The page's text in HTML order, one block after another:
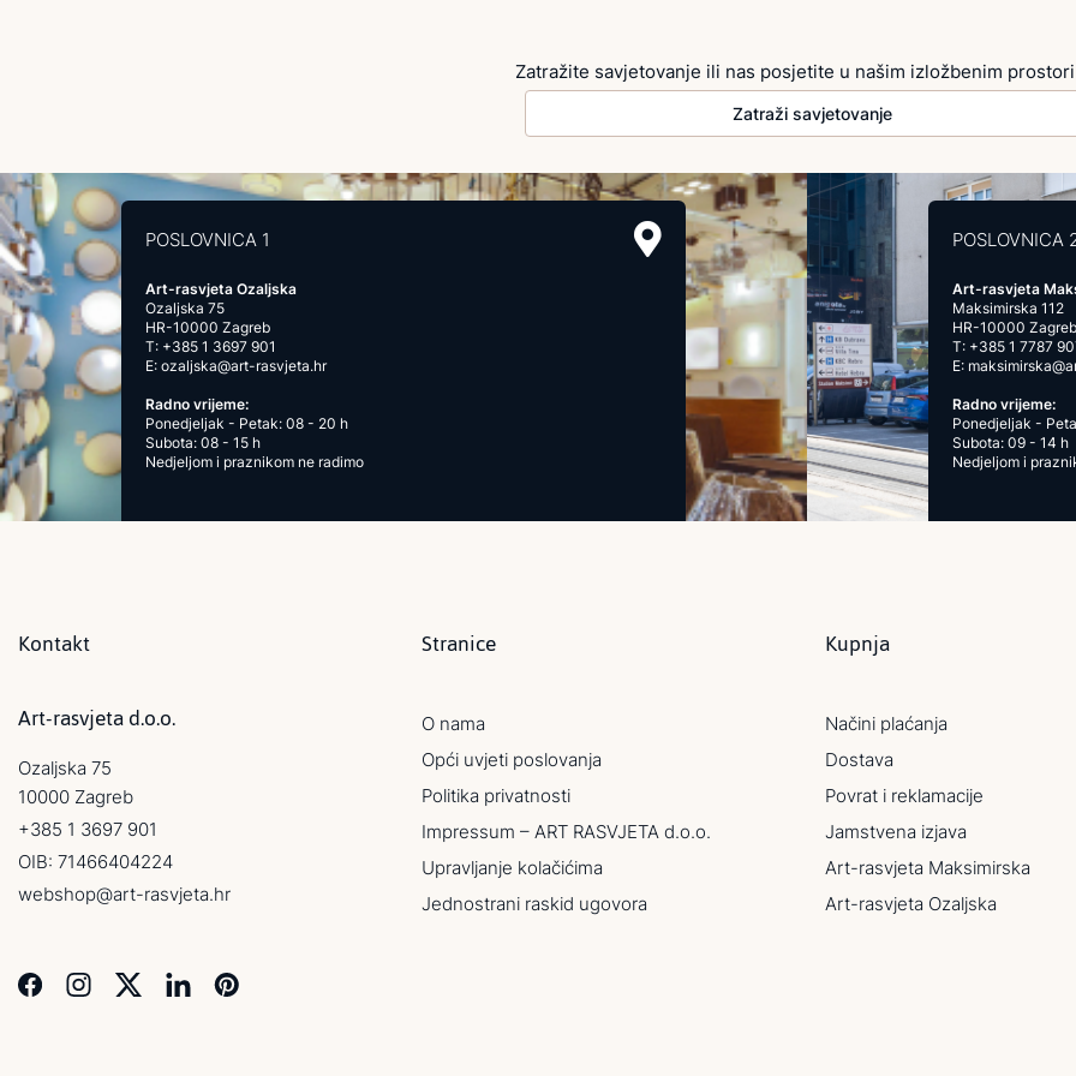
Zatražite savjetovanje ili nas posjetite u našim izložbenim
Zatraži savjetovanje
POSLOVNICA 1
Art-rasvjeta Ozaljska
Ozaljska 75
HR-10000 Zagreb
T: +385 1 3697 901
E: ozaljska@art-rasvjeta.hr
Radno vrijeme:
Ponedjeljak - Petak: 08 - 20 h
Subota: 08 - 15 h
Nedjeljom i praznikom ne radimo
POSLOVNICA
Art-rasvjeta
Maksimirska 112
HR-10000 Zagreb
T: +385 1 7787
E:
Radno vrijeme:
Ponedjeljak -
Subota: 09 - 14 h
Nedjeljom i
Kontakt
Art-rasvjeta d.o.o.
Ozaljska 75
10000 Zagreb
+385 1 3697 901
OIB: 71466404224
webshop@art-rasvjeta.hr
Stranice
O nama
Opći uvjeti poslovanja
Politika privatnosti
Impressum – ART RASVJETA d.o.o.
Upravljanje kolačićima
Jednostrani raskid ugovora
Kupnja
Načini plaćanja
Dostava
Povrat i reklamacije
Jamstvena izjava
Art-rasvjeta Maksimirska
Art-rasvjeta Ozaljska